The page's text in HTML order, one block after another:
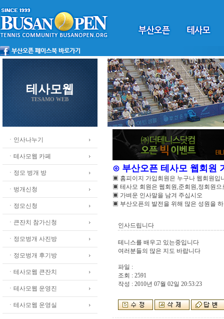
테사모웹
TESAMO WEB
ㆍ인사나누기
ㆍ테사모웹 카페
ㆍ정모 벙개 방
ㆍ벙개신청
ㆍ정모신청
ㆍ큰잔치 참가신청
ㆍ정모벙개 사진방
ㆍ정모벙개 후기방
ㆍ테사모웹 큰잔치
ㆍ테사모웹 운영진
ㆍ테사모웹 운영실
⊙ 부산오픈 테사모 웹회원
▣ 홈피이지 가입회원은 누구나 웹회원입
▣ 테사모 회원은 웹회원,준회원,정회원으
▣ 가벼운 인사말을 남겨 주십시오
▣ 부산오픈의 발전을 위해 많은 성원을
인사드립니다
테니스를 배우고 있는중입니다
여러분들의 많은 지도 바랍니다
파일 :
조회 : 2591
작성 : 2010년 07월 02일 20:53:23